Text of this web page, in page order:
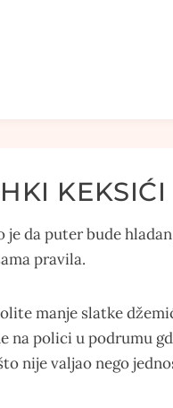
KEKSIĆI
je da puter bude
pravila.
manje slatke
na polici u podrumu
nije valjao nego